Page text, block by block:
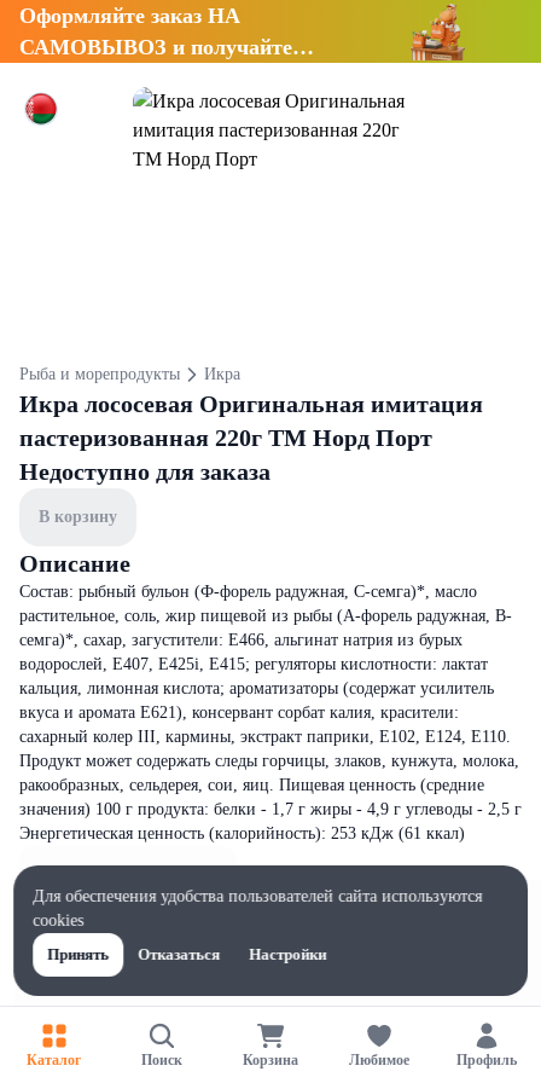
Оформляйте заказ НА
САМОВЫВОЗ и получайте
Рыба и морепродукты Икра
Икра лососевая Оригинальная имитация
пастеризованная 220г ТМ Норд Порт
Недоступно для заказа
В корзину
Описание
Состав: рыбный бульон (Ф-форель радужная, С-семга)*, масло
растительное, соль, жир пищевой из рыбы (А-форель радужная, В-
семга)*, сахар, загустители: Е466, альгинат натрия из бурых
водорослей, Е407, Е425i, Е415; регуляторы кислотности: лактат
кальция, лимонная кислота; ароматизаторы (содержат усилитель
вкуса и аромата Е621), консервант сорбат калия, красители:
сахарный колер III, кармины, экстракт паприки, Е102, Е124, Е110.
Продукт может содержать следы горчицы, злаков, кунжута, молока,
ракообразных, сельдерея, сои, яиц. Пищевая ценность (средние
значения) 100 г продукта: белки - 1,7 г жиры - 4,9 г углеводы - 2,5 г
Энергетическая ценность (калорийность): 253 кДж (61 ккал)
Каталог Поиск Корзина Любимое Профиль
Для обеспечения удобства пользователей сайта используются
cookies
Принять
Отказаться Настройки